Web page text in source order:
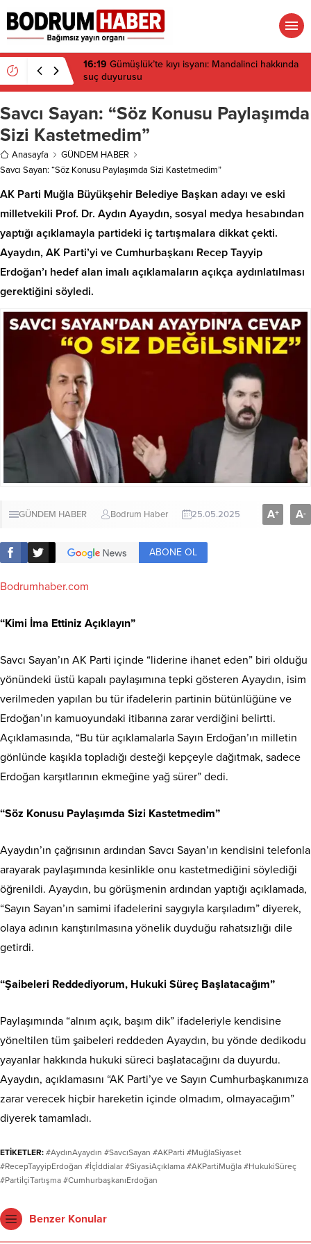
15:45 Bülent Eczacıbaşı Fen Lisesi’nde 4 yıl geçti,
hâlâ proje konuşuluyor
Savcı Sayan: “Söz Konusu Paylaşımda
Sizi Kastetmedim”
Anasayfa
GÜNDEM HABER
Savcı Sayan: “Söz Konusu Paylaşımda Sizi Kastetmedim”
AK Parti Muğla Büyükşehir Belediye Başkan adayı ve eski
milletvekili Prof. Dr. Aydın Ayaydın, sosyal medya hesabından
yaptığı açıklamayla partideki iç tartışmalara dikkat çekti.
Ayaydın, AK Parti’yi ve Cumhurbaşkanı Recep Tayyip
Erdoğan’ı hedef alan imalı açıklamaların açıkça aydınlatılması
gerektiğini söyledi.
GÜNDEM HABER Bodrum Haber 25.05.2025 A+ A-
ABONE OL
Bodrumhaber.com
“Kimi İma Ettiniz Açıklayın”
Savcı Sayan’ın AK Parti içinde “liderine ihanet eden” biri olduğu
yönündeki üstü kapalı paylaşımına tepki gösteren Ayaydın, isim
verilmeden yapılan bu tür ifadelerin partinin bütünlüğüne ve
Erdoğan’ın kamuoyundaki itibarına zarar verdiğini belirtti.
Açıklamasında, “Bu tür açıklamalarla Sayın Erdoğan’ın milletin
gönlünde kaşıkla topladığı desteği kepçeyle dağıtmak, sadece
Erdoğan karşıtlarının ekmeğine yağ sürer” dedi.
“Söz Konusu Paylaşımda Sizi Kastetmedim”
Ayaydın’ın çağrısının ardından Savcı Sayan’ın kendisini telefonla
arayarak paylaşımında kesinlikle onu kastetmediğini söylediği
öğrenildi. Ayaydın, bu görüşmenin ardından yaptığı açıklamada,
“Sayın Sayan’ın samimi ifadelerini saygıyla karşıladım” diyerek,
olaya adının karıştırılmasına yönelik duyduğu rahatsızlığı dile
getirdi.
“Şaibeleri Reddediyorum, Hukuki Süreç Başlatacağım”
Paylaşımında “alnım açık, başım dik” ifadeleriyle kendisine
yöneltilen tüm şaibeleri reddeden Ayaydın, bu yönde dedikodu
yayanlar hakkında hukuki süreci başlatacağını da duyurdu.
Ayaydın, açıklamasını “AK Parti’ye ve Sayın Cumhurbaşkanımıza
zarar verecek hiçbir hareketin içinde olmadım, olmayacağım”
diyerek tamamladı.
ETİKETLER: #AydınAyaydın #SavcıSayan #AKParti #MuğlaSiyaset
#RecepTayyipErdoğan #İçİddialar #SiyasiAçıklama #AKPartiMuğla #HukukiSüreç
#PartiİçiTartışma #CumhurbaşkanıErdoğan
Benzer Konular